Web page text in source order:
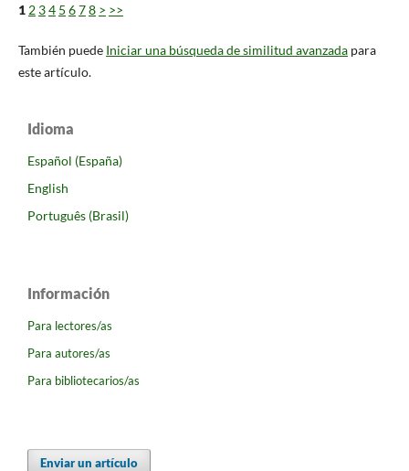
1 2 34 5 678 > >>
También puede Iniciar una búsqueda de similitud avanzadapara
este artículo.
Idioma
Español (España)
English
Português (Brasil)
Información
Para lectores/as
Para autores/as
Para bibliotecarios/as
Enviar un artículo